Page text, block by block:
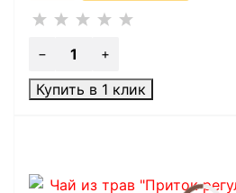
Купить в 1 клик